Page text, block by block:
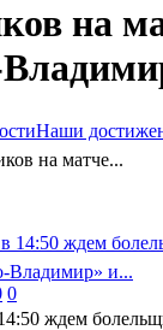
на
Наши
на матче...
0
ждем